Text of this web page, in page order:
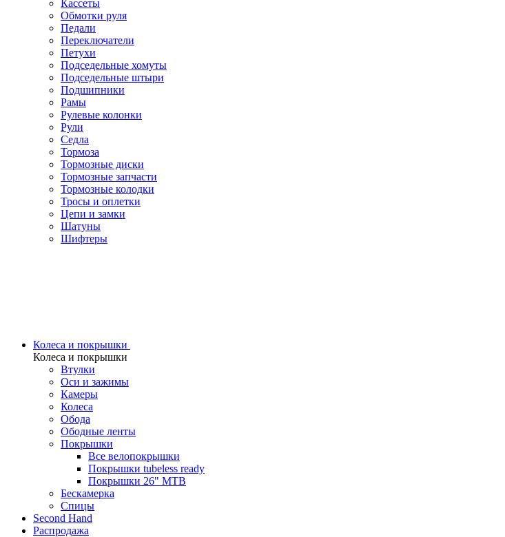
Кассеты
Обмотки руля
Педали
Переключатели
Петухи
Подседельные хомуты
Подседельные штыри
Подшипники
Рамы
Рулевые колонки
Рули
Седла
Тормоза
Тормозные диски
Тормозные запчасти
Тормозные колодки
Тросы и оплетки
Цепи и замки
Шатуны
Шифтеры
Колеса и покрышки
Колеса и покрышки
Втулки
Оси и зажимы
Камеры
Колeса
Обода
Ободные ленты
Покрышки
Все велопокрышки
Покрышки tubeless ready
Покрышки 26" MTB
Бескамерка
Спицы
Second Hand
Распродажа